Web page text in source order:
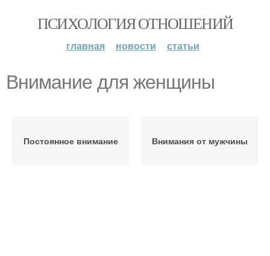
ПСИХОЛОГИЯ ОТНОШЕНИЙ
главная новости статьи
Внимание для женщины
Постоянное внимание Внимания от мужчины